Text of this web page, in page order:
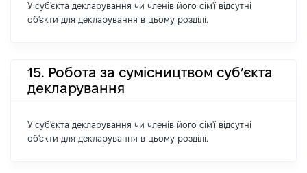
У суб'єкта декларування чи членів його сім'ї відсутні
об'єкти для декларування в цьому розділі.
15. Робота за сумісництвом суб’єкта
декларування
У суб'єкта декларування чи членів його сім'ї відсутні
об'єкти для декларування в цьому розділі.